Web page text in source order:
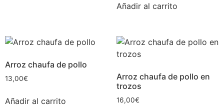
Añadir al carrito
Arroz chaufa de pollo
13,00€
Añadir al carrito
Arroz chaufa de pollo en
trozos
16,00€